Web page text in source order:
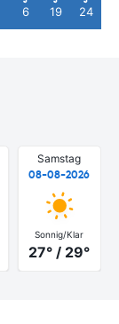
6 19 24
Samstag
08-08-2026
Sonnig/Klar
27° / 29°